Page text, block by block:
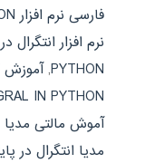
فارسی نرم افزار INTEGRAL IN PYTHON
نرم افزار انتگرال
PYTHON
,آموزش
IN PYTHON
آموش مالتی مدیا INTEGRAL IN PYTHON
مدیا انتگرال در